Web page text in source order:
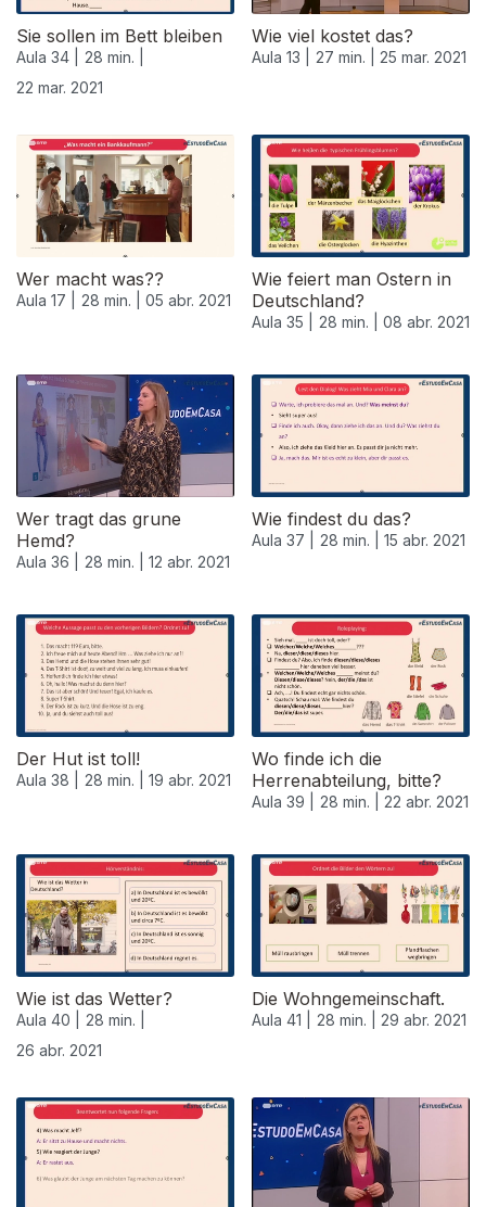
Sie sollen im Bett bleiben
Aula 34 |
28 min. |
22 mar. 2021
Wie viel kostet das?
Aula 13 | 27 min. | 25 mar. 2021
Wer macht was??
Aula 17 | 28 min. | 05 abr. 2021
Wie feiert man Ostern in
Deutschland?
Aula 35 | 28 min. | 08 abr. 2021
Wer tragt das grune
Hemd?
Aula 36 | 28 min. | 12 abr. 2021
Wie findest du das?
Aula 37 | 28 min. | 15 abr. 2021
Der Hut ist toll!
Aula 38 | 28 min. | 19 abr. 2021
Wo finde ich die
Herrenabteilung, bitte?
Aula 39 | 28 min. | 22 abr. 2021
Wie ist das Wetter?
Aula 40 |
28 min. |
26 abr. 2021
Die Wohngemeinschaft.
Aula 41 | 28 min. | 29 abr. 2021